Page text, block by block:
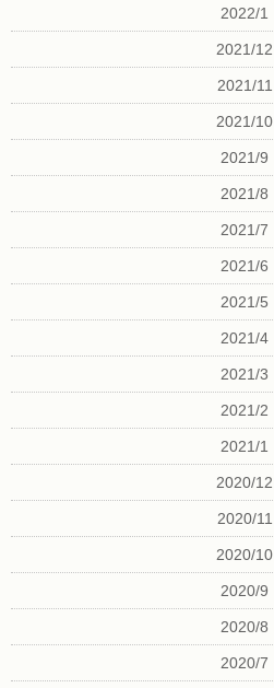
2022/1
2021/12
2021/11
2021/10
2021/9
2021/8
2021/7
2021/6
2021/5
2021/4
2021/3
2021/2
2021/1
2020/12
2020/11
2020/10
2020/9
2020/8
2020/7